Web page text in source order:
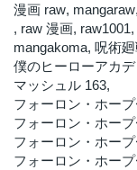
漫画 raw, mangaraw,
, raw 漫画, raw1001,
mangakoma, 呪術
僕のヒーローアカ
マッシュル 163,
フォーロン・ホー
フォーロン・ホー
フォーロン・ホー
フォーロン・ホー